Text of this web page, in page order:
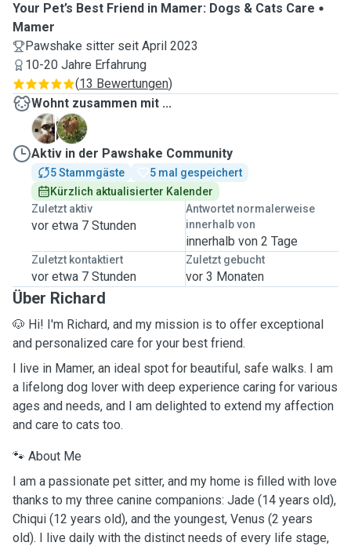
Your Pet’s Best Friend in Mamer: Dogs & Cats Care
Mamer
Pawshake sitter seit April 2023
10-20 Jahre Erfahrung
(13 Bewertungen)
Wohnt zusammen mit ...
C
J
Aktiv in der Pawshake Community
5 Stammgäste
5 mal gespeichert
Kürzlich aktualisierter Kalender
Zuletzt aktiv
vor etwa 7 Stunden
Antwortet normalerweise
innerhalb von
innerhalb von 2 Tage
Zuletzt kontaktiert
vor etwa 7 Stunden
Zuletzt gebucht
vor 3 Monaten
Über Richard
🐶 Hi! I'm Richard, and my mission is to offer exceptional
and personalized care for your best friend.
I live in Mamer, an ideal spot for beautiful, safe walks. I am
a lifelong dog lover with deep experience caring for various
ages and needs, and I am delighted to extend my affection
and care to cats too.
🐾 About Me
I am a passionate pet sitter, and my home is filled with love
thanks to my three canine companions: Jade (14 years old),
Chiqui (12 years old), and the youngest, Venus (2 years
old). I live daily with the distinct needs of every life stage,